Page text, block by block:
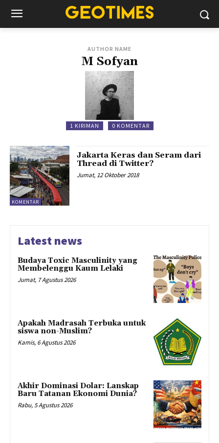
AUTHOR NAME
M Sofyan
1 KIRIMAN 0 KOMENTAR
KOMENTAR
Jakarta Keras dan Seram dari
Thread di Twitter?
Jumat, 12 Oktober 2018
Latest news
Budaya Toxic Masculinity yang
Membelenggu Kaum Lelaki
Jumat, 7 Agustus 2026
Apakah Madrasah Terbuka untuk
siswa non-Muslim?
Kamis, 6 Agustus 2026
Akhir Dominasi Dolar: Lanskap
Baru Tatanan Ekonomi Dunia?
Rabu, 5 Agustus 2026